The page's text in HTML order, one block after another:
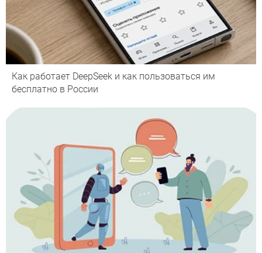
Как работает DeepSeek и как пользоваться им
бесплатно в России